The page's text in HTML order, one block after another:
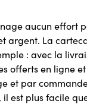
aucun effort
argent. La
: avec la
offerts en ligne
et par
est plus facile